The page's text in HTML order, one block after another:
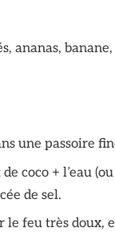
ananas,
une passoire
coco + l’eau
de sel.
le feu très